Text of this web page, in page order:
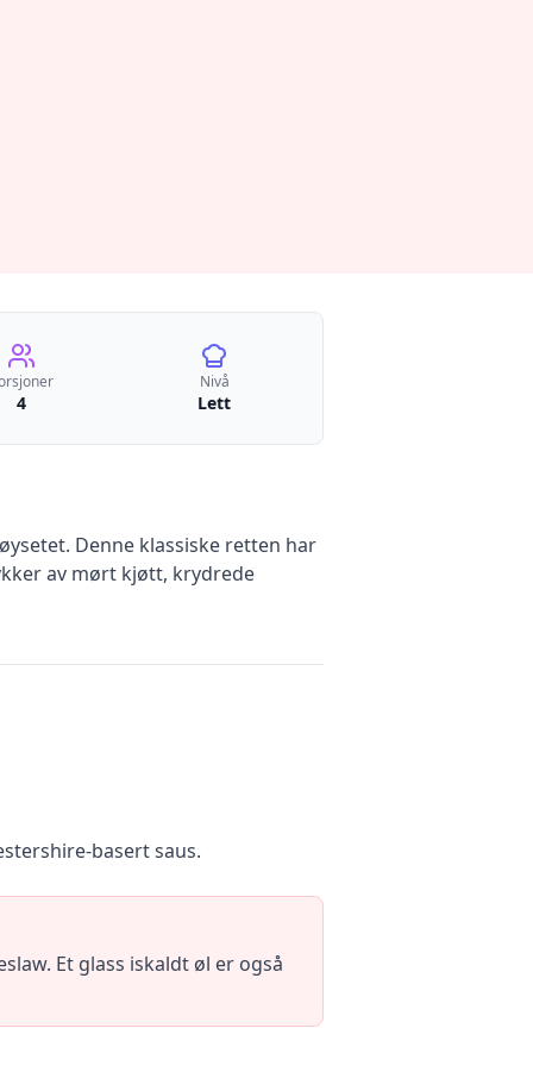
4
Nivå
Lett
Denne klassiske retten har
av mørt kjøtt, krydrede
basert saus.
Et glass iskaldt øl er også